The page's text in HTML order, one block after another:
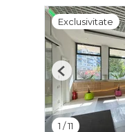
Exclusivitate
1 /11
Previous